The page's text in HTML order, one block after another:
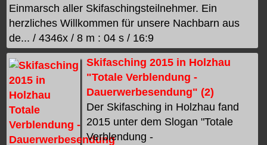
Einmarsch aller Skifaschingsteilnehmer. Ein
herzliches Willkommen für unsere Nachbarn aus
de... / 4346x / 8 m : 04 s / 16:9
Skifasching 2015 in Holzhau
"Totale Verblendung -
Dauerwerbesendung" (2)
Der Skifasching in Holzhau fand
2015 unter dem Slogan "Totale
Verblendung -